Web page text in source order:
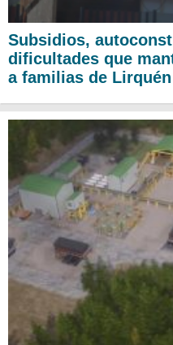
Subsidios,
dificultades que
a familias de Lirquén